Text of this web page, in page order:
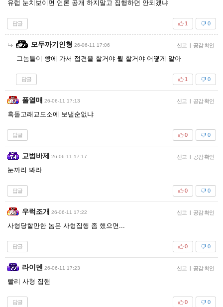
유럽 눈치보이면 언론 공개 하지말고 집행하면 안되겠냐
답글 0
1
모두까기인형 26-06-11 17:06 신고 | 공감 확인
그놈들이 빵에 가서 접견을 할거야 뭘 할거야 어떻게 알아
답글 0
1
풀열매 26-06-11 17:13 신고 | 공감 확인
흑돌고래교도소에 보낼순없냐
답글 0
0
교범바제 26-06-11 17:17 신고 | 공감 확인
눈까리 봐라
답글 0
0
우럭조개 26-06-11 17:22 신고 | 공감 확인
사형당할만한 놈은 사형집행 좀 했으면...
답글 0
0
라이덴 26-06-11 17:23 신고 | 공감 확인
빨리 사형 집핸
답글 0
0